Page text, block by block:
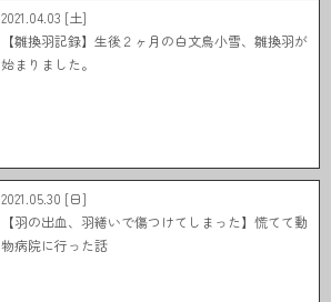
2021.04.03 [土]
【雛換羽記録】生後２ヶ月の白文鳥小雪、雛換羽が
始まりました。
2021.05.30 [日]
【羽の出血、羽繕いで傷つけてしまった】慌てて動
物病院に行った話